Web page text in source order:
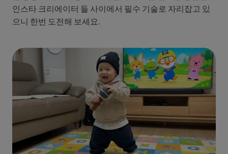
인스타 크리에이터 들 사이에서 필수 기술로 자리잡고 있
으니 한번 도전해 보세요.